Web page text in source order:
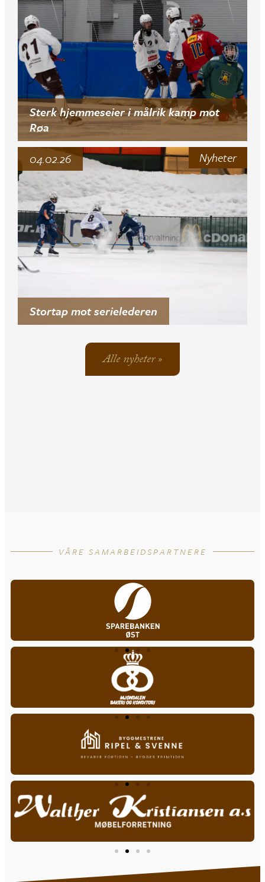
Sterk hjemmeseier i målrik kamp mot
Røa
Nyheter
Stortap mot serielederen
04.02.26
Alle nyheter »
VÅRE SAMARBEIDSPARTNERE